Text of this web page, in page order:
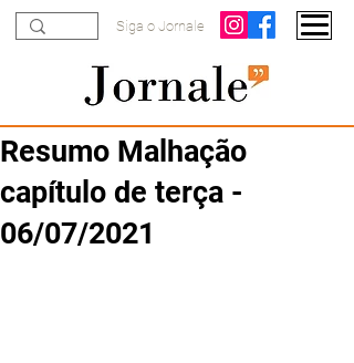
Siga o Jornale
Resumo Malhação
capítulo de terça -
06/07/2021